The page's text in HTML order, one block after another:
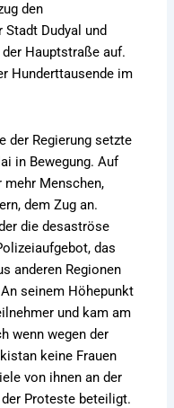
den
Dudyal und
Hauptstraße auf.
Hunderttausende im
der Regierung setzte
in Bewegung. Auf
Menschen,
dem Zug an.
die desaströse
das
anderen Regionen
seinem Höhepunkt
und kam am
wenn wegen der
keine Frauen
von ihnen an der
Proteste beteiligt.